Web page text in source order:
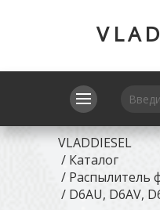
VLADDIESEL
/ Каталог
/ Распылитель
/ D6AU, D6AV,